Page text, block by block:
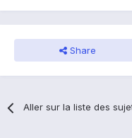
Share
Aller sur la liste des